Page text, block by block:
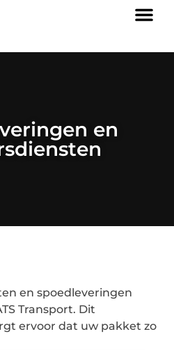
en
en spoedleveringen
Transport. Dit
ervoor dat uw pakket zo